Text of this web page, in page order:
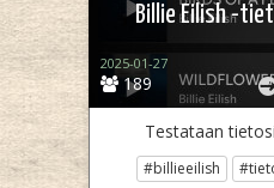
Billie Eilish -
189
2025-01-27
Testataan
#billieeilish